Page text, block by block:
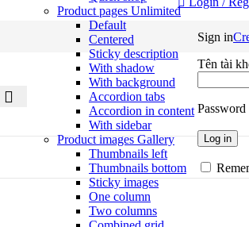
Sign in
Tên tài
Password
Log in
Product pages Unlimited
Default
Centered
Sticky description
With shadow
With background
Accordion tabs
Accordion in content
With sidebar
Product images Gallery
Thumbnails left
Thumbnails bottom
Sticky images
One column
Two columns